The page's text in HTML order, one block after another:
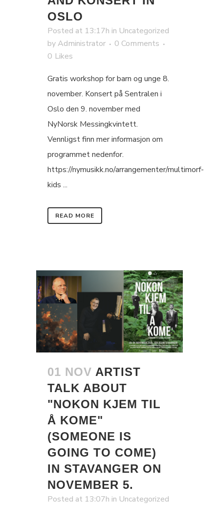
OSLO
Posted at 13:17h in Uncategorized
byAdministrator
0 Comments
0 Likes
Gratis workshop for barn og unge 8.
november. Konsert på Sentralen i
Oslo den 9. november med
NyNorsk Messingkvintett.
Vennligst finn mer informasjon om
programmet nedenfor.
https://nymusikk.no/arrangementer/multimorf-
kids ...
READ MORE
01 NOV ARTIST
TALK ABOUT
"NOKON KJEM TIL
Å KOME"
(SOMEONE IS
GOING TO COME)
IN STAVANGER ON
NOVEMBER 5.
Posted at 13:07h in Uncategorized